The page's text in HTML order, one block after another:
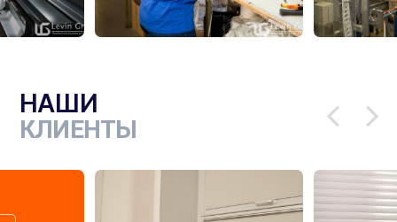
НАШИ
КЛИЕНТЫ